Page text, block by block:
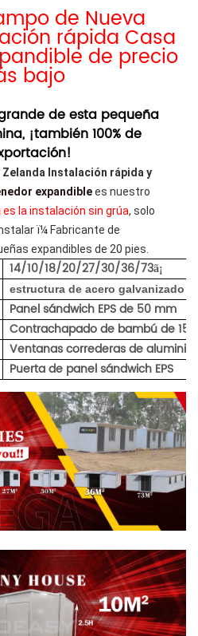
de Nueva
rápida Casa
de precio
bajo
de esta pequeña
¡también 100% de
Zelanda Instalación rápida y
expandiblees nuestro
la instalación sin grúa, solo
ï¼ Fabricante de
expandibles de 20 pies.
14/10/18/20/27/30/36/73ã¡
estructura de acero galvanizado
Panel sándwich EPS de 50 mm
Contrachapado de bambú de 15
Ventanas correderas de aluminio
Puerta de panel sándwich EPS